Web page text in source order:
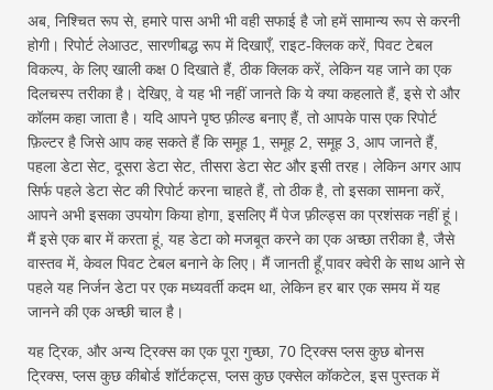
अब, निश्चित रूप से, हमारे पास अभी भी वही सफाई है जो हमें सामान्य रूप से करनी
होगी। रिपोर्ट लेआउट, सारणीबद्ध रूप में दिखाएँ, राइट-क्लिक करें, पिवट टेबल
विकल्प, के लिए खाली कक्ष 0 दिखाते हैं, ठीक क्लिक करें, लेकिन यह जाने का एक
दिलचस्प तरीका है। देखिए, वे यह भी नहीं जानते कि ये क्या कहलाते हैं, इसे रो और
कॉलम कहा जाता है। यदि आपने पृष्ठ फ़ील्ड बनाए हैं, तो आपके पास एक रिपोर्ट
फ़िल्टर है जिसे आप कह सकते हैं कि समूह 1, समूह 2, समूह 3, आप जानते हैं,
पहला डेटा सेट, दूसरा डेटा सेट, तीसरा डेटा सेट और इसी तरह। लेकिन अगर आप
सिर्फ पहले डेटा सेट की रिपोर्ट करना चाहते हैं, तो ठीक है, तो इसका सामना करें,
आपने अभी इसका उपयोग किया होगा, इसलिए मैं पेज फ़ील्ड्स का प्रशंसक नहीं हूं।
मैं इसे एक बार में करता हूं, यह डेटा को मजबूत करने का एक अच्छा तरीका है, जैसे
वास्तव में, केवल पिवट टेबल बनाने के लिए। मैं जानती हूँ,पावर क्वेरी के साथ आने से
पहले यह निर्जन डेटा पर एक मध्यवर्ती कदम था, लेकिन हर बार एक समय में यह
जानने की एक अच्छी चाल है।
यह ट्रिक, और अन्य ट्रिक्स का एक पूरा गुच्छा, 70 ट्रिक्स प्लस कुछ बोनस
ट्रिक्स, प्लस कुछ कीबोर्ड शॉर्टकट्स, प्लस कुछ एक्सेल कॉकटेल, इस पुस्तक में